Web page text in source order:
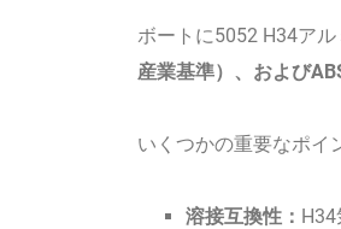
ボートに5052 H34ア
産業基準）、および
いくつかの重要なポイ
溶接互換性：